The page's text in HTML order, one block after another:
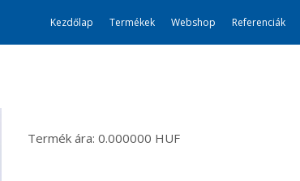
Kezdőlap Termékek Webshop Referenciák
Termék ára: 0.000000 HUF